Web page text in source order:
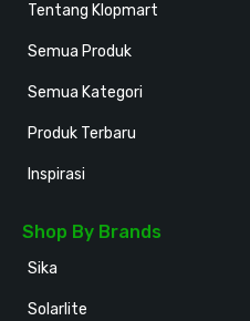
Tentang Klopmart
Semua Produk
Semua Kategori
Produk Terbaru
Inspirasi
Shop By Brands
Sika
Solarlite